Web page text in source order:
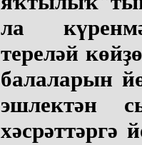
ла
тереләй
балаларын
эшлектән
хәсрәттәргә